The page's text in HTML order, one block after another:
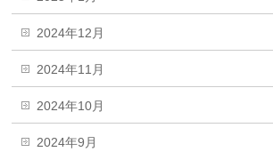
2024年12月
2024年11月
2024年10月
2024年9月